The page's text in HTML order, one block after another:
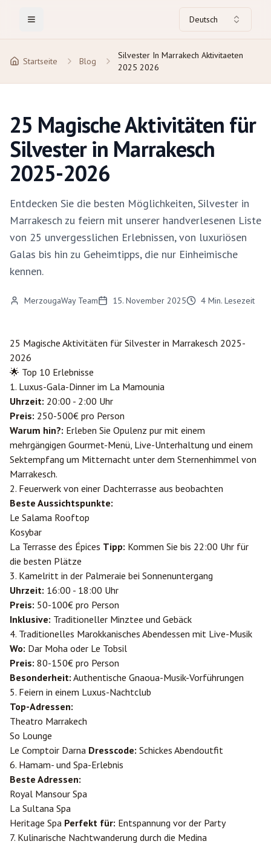
Toggle Menu Deutsch
Startseite Blog
Silvester In Marrakech Aktivitaeten
2025 2026
25 Magische Aktivitäten für
Silvester in Marrakesch
2025-2026
Entdecken Sie die besten Möglichkeiten, Silvester in
Marrakesch zu feiern mit unserer handverlesenen Liste
von 25 unvergesslichen Erlebnissen, von luxuriösen
Galas bis hin zu Geheimtipps, die nur Einheimische
kennen.
MerzougaWay Team 15. November 2025 4 Min. Lesezeit
25 Magische Aktivitäten für Silvester in Marrakesch 2025-
2026
🌟 Top 10 Erlebnisse
1. Luxus-Gala-Dinner im La Mamounia
Uhrzeit: 20:00 - 2:00 Uhr
Preis: 250-500€ pro Person
Warum hin?: Erleben Sie Opulenz pur mit einem
mehrgängigen Gourmet-Menü, Live-Unterhaltung und einem
Sektempfang um Mitternacht unter dem Sternenhimmel von
Marrakesch.
2. Feuerwerk von einer Dachterrasse aus beobachten
Beste Aussichtspunkte:
Le Salama Rooftop
Kosybar
La Terrasse des Épices Tipp: Kommen Sie bis 22:00 Uhr für
die besten Plätze
3. Kamelritt in der Palmeraie bei Sonnenuntergang
Uhrzeit: 16:00 - 18:00 Uhr
Preis: 50-100€ pro Person
Inklusive: Traditioneller Minztee und Gebäck
4. Traditionelles Marokkanisches Abendessen mit Live-Musik
Wo: Dar Moha oder Le Tobsil
Preis: 80-150€ pro Person
Besonderheit: Authentische Gnaoua-Musik-Vorführungen
5. Feiern in einem Luxus-Nachtclub
Top-Adressen:
Theatro Marrakech
So Lounge
Le Comptoir Darna Dresscode: Schickes Abendoutfit
6. Hamam- und Spa-Erlebnis
Beste Adressen:
Royal Mansour Spa
La Sultana Spa
Heritage Spa Perfekt für: Entspannung vor der Party
7. Kulinarische Nachtwanderung durch die Medina